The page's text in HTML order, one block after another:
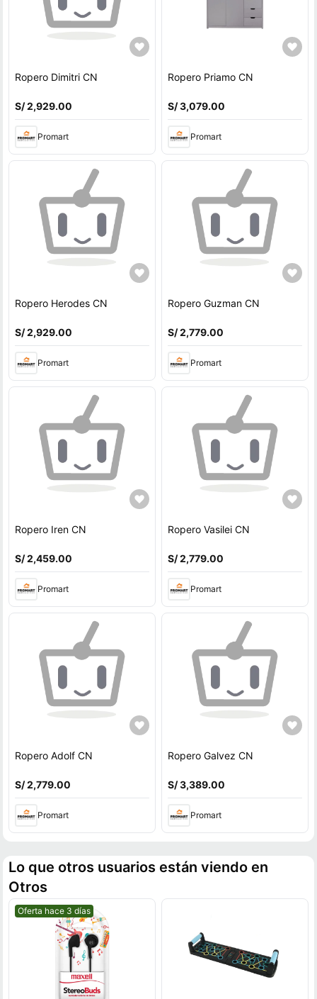
Ropero Dimitri CN
S/ 2,929.00
Promart
Ropero Priamo CN
S/ 3,079.00
Promart
Ropero Herodes CN
S/ 2,929.00
Promart
Ropero Guzman CN
S/ 2,779.00
Promart
Ropero Iren CN
S/ 2,459.00
Promart
Ropero Vasilei CN
S/ 2,779.00
Promart
Ropero Adolf CN
S/ 2,779.00
Promart
Ropero Galvez CN
S/ 3,389.00
Promart
Lo que otros usuarios están viendo en
Otros
Mejor precio.
Oferta hace 3 días